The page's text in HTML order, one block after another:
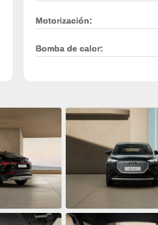
Motorización:
Bomba de calor: